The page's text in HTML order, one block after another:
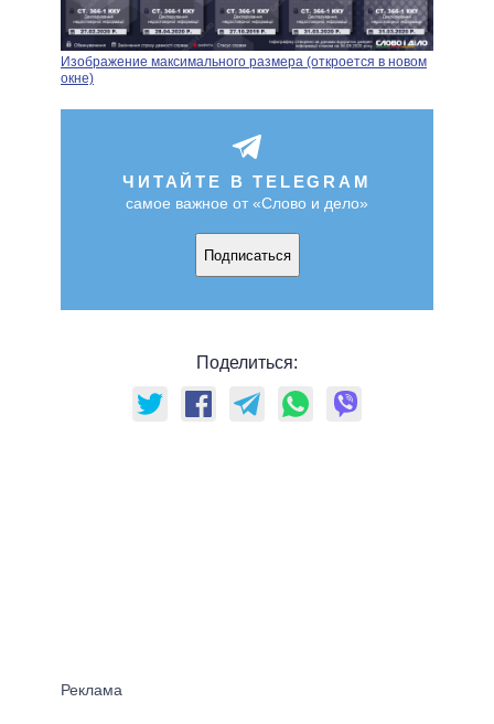
Изображение максимального размера (откроется в новом
окне)
ЧИТАЙТЕ В TELEGRAM
самое важное от «Слово и дело»
Подписаться
Поделиться: